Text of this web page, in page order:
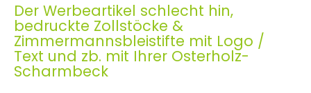
Der Werbeartikel schlecht hin,
bedruckte Zollstöcke &
Zimmermannsbleistifte mit Logo /
Text und zb. mit Ihrer Osterholz-
Scharmbeck